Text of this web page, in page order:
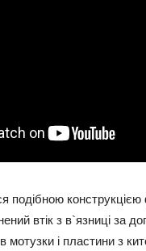
подібною
втік з в`язниці за
мотузки і пластини з